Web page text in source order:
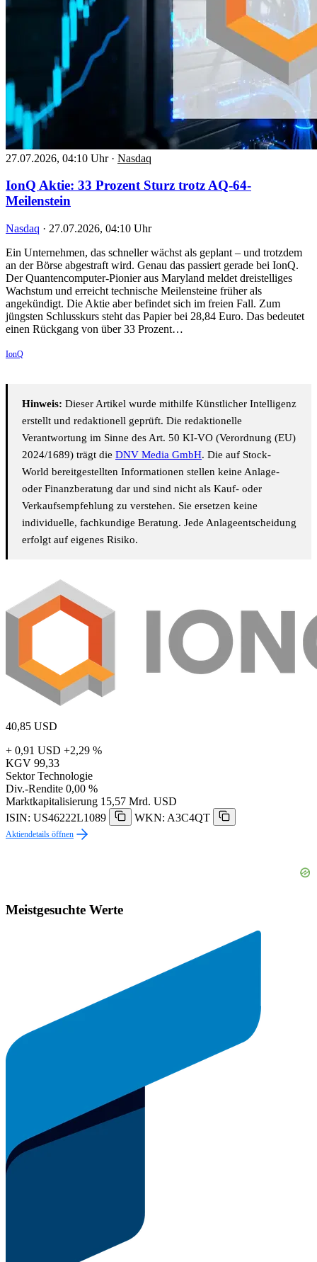
27.07.2026, 04:10 Uhr · Nasdaq
IonQ Aktie: 33 Prozent Sturz trotz AQ-64-
Meilenstein
Nasdaq · 27.07.2026, 04:10 Uhr
Ein Unternehmen, das schneller wächst als geplant – und trotzdem
an der Börse abgestraft wird. Genau das passiert gerade bei IonQ.
Der Quantencomputer-Pionier aus Maryland meldet dreistelliges
Wachstum und erreicht technische Meilensteine früher als
angekündigt. Die Aktie aber befindet sich im freien Fall. Zum
jüngsten Schlusskurs steht das Papier bei 28,84 Euro. Das bedeutet
einen Rückgang von über 33 Prozent…
IonQ
Hinweis: Dieser Artikel wurde mithilfe Künstlicher Intelligenz
erstellt und redaktionell geprüft. Die redaktionelle
Verantwortung im Sinne des Art. 50 KI-VO (Verordnung (EU)
2024/1689) trägt die DNV Media GmbH. Die auf Stock-
World bereitgestellten Informationen stellen keine Anlage-
oder Finanzberatung dar und sind nicht als Kauf- oder
Verkaufsempfehlung zu verstehen. Sie ersetzen keine
individuelle, fachkundige Beratung. Jede Anlageentscheidung
erfolgt auf eigenes Risiko.
40,85 USD
+ 0,91 USD +2,29 %
KGV 99,33
Sektor Technologie
Div.-Rendite 0,00 %
Marktkapitalisierung 15,57 Mrd. USD
ISIN: US46222L1089
WKN: A3C4QT
Aktiendetails öffnen
Meistgesuchte Werte